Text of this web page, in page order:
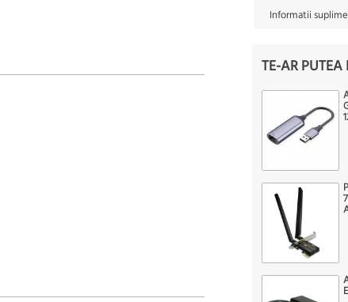
Informatii
TE-AR PUTEA